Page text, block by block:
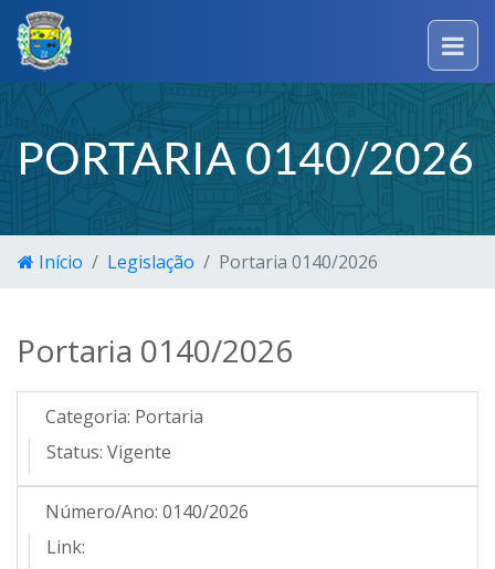
PORTARIA 0140/2026
Início Legislação Portaria 0140/2026
Portaria 0140/2026
Categoria: Portaria
Status: Vigente
Número/Ano: 0140/2026
Link: